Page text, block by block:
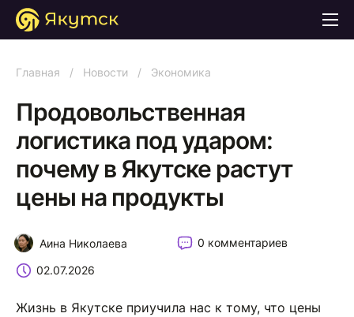
Главная / Новости / Экономика
Продовольственная
логистика под ударом:
почему в Якутске растут
цены на продукты
Аина Николаева 0 комментариев
02.07.2026
Жизнь в Якутске приучила нас к тому, что цены